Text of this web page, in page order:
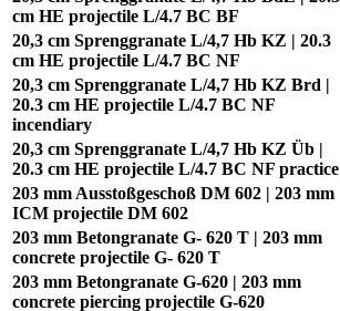
cm HE projectile L/4.7 BC BF
20,3 cm Sprenggranate L/4,7 Hb KZ | 20.3
cm HE projectile L/4.7 BC NF
20,3 cm Sprenggranate L/4,7 Hb KZ Brd |
20.3 cm HE projectile L/4.7 BC NF
incendiary
20,3 cm Sprenggranate L/4,7 Hb KZ Üb |
20.3 cm HE projectile L/4.7 BC NF practice
203 mm Ausstoßgeschoß DM 602 | 203 mm
ICM projectile DM 602
203 mm Betongranate G- 620 T | 203 mm
concrete projectile G- 620 T
203 mm Betongranate G-620 | 203 mm
concrete piercing projectile G-620